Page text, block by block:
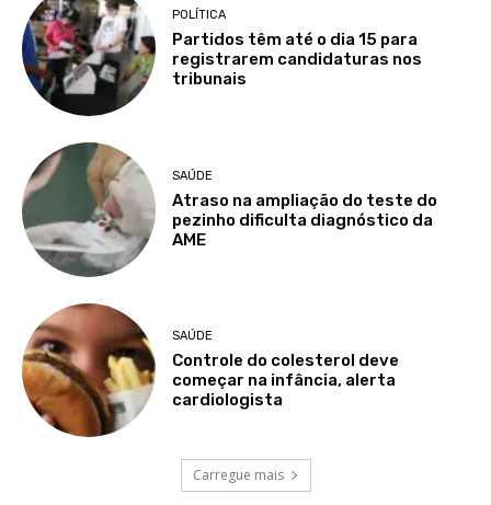
POLÍTICA
Partidos têm até o dia 15 para
registrarem candidaturas nos
tribunais
SAÚDE
Atraso na ampliação do teste do
pezinho dificulta diagnóstico da
AME
SAÚDE
Controle do colesterol deve
começar na infância, alerta
cardiologista
Carregue mais